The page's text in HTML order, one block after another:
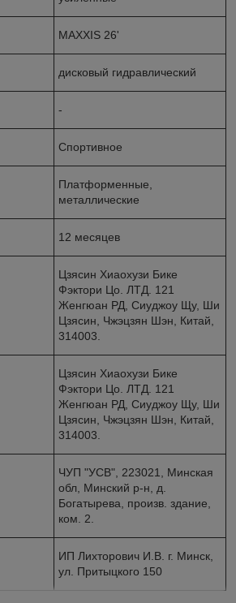
MAXXIS 26'
дисковый гидравлический
-
Спортивное
Платформенные,
металлические
12 месяцев
Цзясин Xиаохузи Бике
Фэктори Цо. ЛТД. 121
Женгюан РД, Сиуджоу Щу, Ши
Цзясин, Чжэцзян Шэн, Китай,
314003.
Цзясин Xиаохузи Бике
Фэктори Цо. ЛТД. 121
Женгюан РД, Сиуджоу Щу, Ши
Цзясин, Чжэцзян Шэн, Китай,
314003.
ЧУП "УСВ", 223021, Минская
обл, Минский р-н, д.
Богатырева, произв. здание,
ком. 2.
ИП Лихторович И.В. г. Минск,
ул. Притыцкого 150